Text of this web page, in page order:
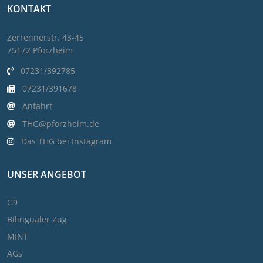
KONTAKT
Zerrennerstr. 43-45
75172 Pforzheim
07231/392785
07231/391678
Anfahrt
THG@pforzheim.de
Das THG bei Instagram
UNSER ANGEBOT
G9
Bilingualer Zug
MINT
AGs